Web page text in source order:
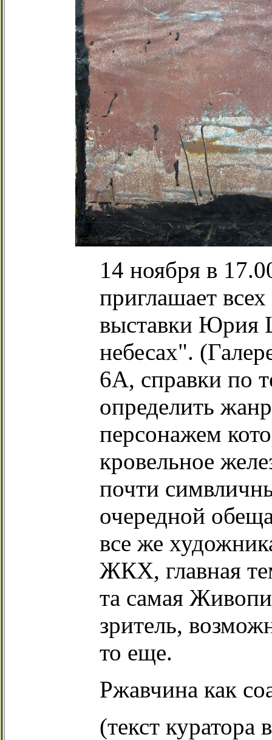
14 ноября в
приглашает
выставки Юрия
небесах".
6А, справки по
определить
персонажем
кровельное
почти
очередной
все же
ЖКХ, главная
та самая
зритель,
то еще.
Ржавчина как
(текст куратора